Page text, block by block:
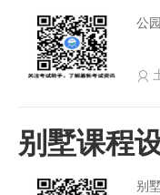
公
别墅课程
别